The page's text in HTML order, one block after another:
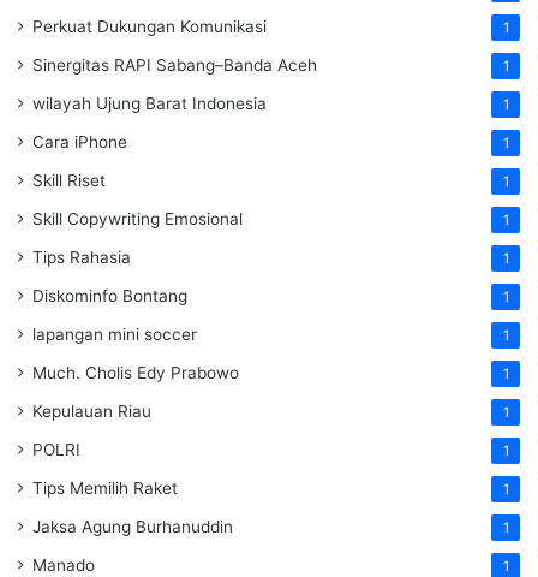
Perkuat Dukungan Komunikasi 1
Sinergitas RAPI Sabang–Banda Aceh 1
wilayah Ujung Barat Indonesia 1
Cara iPhone 1
Skill Riset 1
Skill Copywriting Emosional 1
Tips Rahasia 1
Diskominfo Bontang 1
lapangan mini soccer 1
Much. Cholis Edy Prabowo 1
Kepulauan Riau 1
POLRI 1
Tips Memilih Raket 1
Jaksa Agung Burhanuddin 1
Manado 1